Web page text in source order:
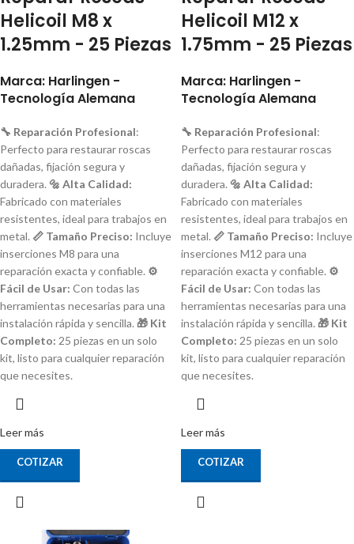
Helicoil M8 x
1.25mm - 25 Piezas
Marca: Harlingen -
Tecnología Alemana
🔧 Reparación Profesional:
Perfecto para restaurar roscas
dañadas, fijación segura y
duradera. 🔩 Alta Calidad:
Fabricado con materiales
resistentes, ideal para trabajos en
metal. 📏 Tamaño Preciso: Incluye
inserciones M8 para una
reparación exacta y confiable. ⚙️
Fácil de Usar: Con todas las
herramientas necesarias para una
instalación rápida y sencilla. 🎁 Kit
Completo: 25 piezas en un solo
kit, listo para cualquier reparación
que necesites.
Leer más
COTIZAR
Helicoil M12 x
1.75mm - 25 Piezas
Marca: Harlingen -
Tecnología Alemana
🔧 Reparación Profesional:
Perfecto para restaurar roscas
dañadas, fijación segura y
duradera. 🔩 Alta Calidad:
Fabricado con materiales
resistentes, ideal para trabajos en
metal. 📏 Tamaño Preciso: Incluye
inserciones M12 para una
reparación exacta y confiable. ⚙️
Fácil de Usar: Con todas las
herramientas necesarias para una
instalación rápida y sencilla. 🎁 Kit
Completo: 25 piezas en un solo
kit, listo para cualquier reparación
que necesites.
Leer más
COTIZAR